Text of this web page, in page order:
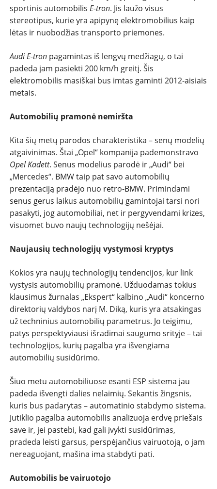
sportinis automobilis E-tron. Jis laužo visus
stereotipus, kurie yra apipynę elektromobilius kaip
lėtas ir nuobodžias transporto priemones.
Audi E-tron pagamintas iš lengvų medžiagų, o tai
padeda jam pasiekti 200 km/h greitį. Šis
elektromobilis masiškai bus imtas gaminti 2012-aisiais
metais.
Automobilių pramonė nemiršta
Kita šių metų parodos charakteristika – senų modelių
atgaivinimas. Štai „Opel“ kompanija pademonstravo
Opel Kadett. Senus modelius parodė ir „Audi“ bei
„Mercedes“. BMW taip pat savo automobilių
prezentaciją pradėjo nuo retro-BMW. Primindami
senus gerus laikus automobilių gamintojai tarsi nori
pasakyti, jog automobiliai, net ir pergyvendami krizes,
visuomet buvo naujų technologijų nešėjai.
Naujausių technologijų vystymosi kryptys
Kokios yra naujų technologijų tendencijos, kur link
vystysis automobilių pramonė. Užduodamas tokius
klausimus žurnalas „Ekspert“ kalbino „Audi“ koncerno
direktorių valdybos narį M. Diką, kuris yra atsakingas
už techninius automobilių parametrus. Jo teigimu,
patys perspektyviausi išradimai saugumo srityje – tai
technologijos, kurių pagalba yra išvengiama
automobilių susidūrimo.
Šiuo metu automobiliuose esanti ESP sistema jau
padeda išvengti dalies nelaimių. Sekantis žingsnis,
kuris bus padarytas – automatinio stabdymo sistema.
Jutiklio pagalba automobilis analizuoja erdvę priešais
save ir, jei pastebi, kad gali įvykti susidūrimas,
pradeda leisti garsus, perspėjančius vairuotoją, o jam
nereaguojant, mašina ima stabdyti pati.
Automobilis be vairuotojo